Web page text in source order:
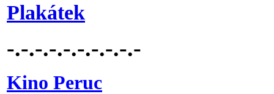
Plakátek
-.-.-.-.-.-.-.-.-.-
Kino Peruc